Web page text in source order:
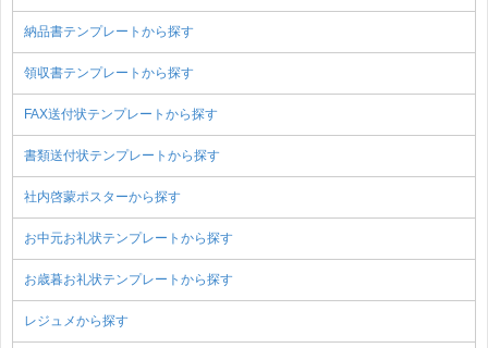
納品書テンプレートから探す
領収書テンプレートから探す
FAX送付状テンプレートから探す
書類送付状テンプレートから探す
社内啓蒙ポスターから探す
お中元お礼状テンプレートから探す
お歳暮お礼状テンプレートから探す
レジュメから探す